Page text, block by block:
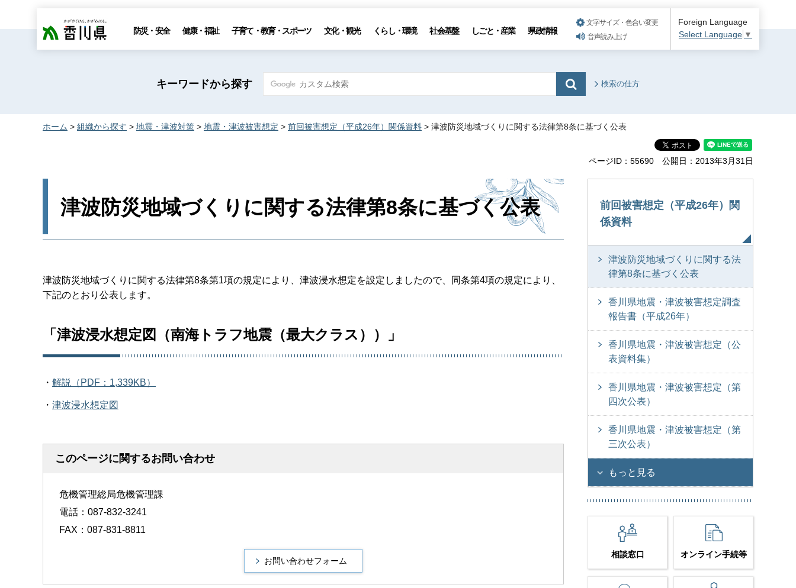
香川県 防災・安全 健康・福祉 子育て・教育・スポーツ 文化・観光 くらし・環境 社会基盤 しごと・産業 県政情報
文字サイズ・色合い変更
音声読み上げ
Foreign Language
Select Language ▼
キーワードから探す 検索の仕方
ホーム > 組織から探す > 地震・津波対策 > 地震・津波被害想定 > 前回被害想定（平成26年）関係資料 > 津波防災地域づくりに関する法律第8条に基づく公表
ページID：55690 公開日：2013年3月31日
津波防災地域づくりに関する法律第8条に基づく公表
津波防災地域づくりに関する法律第8条第1項の規定により、津波浸水想定を設定しましたので、同条第4項の規定により、
下記のとおり公表します。
「津波浸水想定図（南海トラフ地震（最大クラス））」
・ 解説（PDF：1,339KB）
・ 津波浸水想定図
このページに関するお問い合わせ
危機管理総局危機管理課
電話：087-832-3241
FAX：087-831-8811
前回被害想定（平成26年）関
係資料
津波防災地域づくりに関する法
律第8条に基づく公表
香川県地震・津波被害想定調査
報告書（平成26年）
香川県地震・津波被害想定（公
表資料集）
香川県地震・津波被害想定（第
四次公表）
香川県地震・津波被害想定（第
三次公表）
もっと見る
相談窓口 オンライン手続等